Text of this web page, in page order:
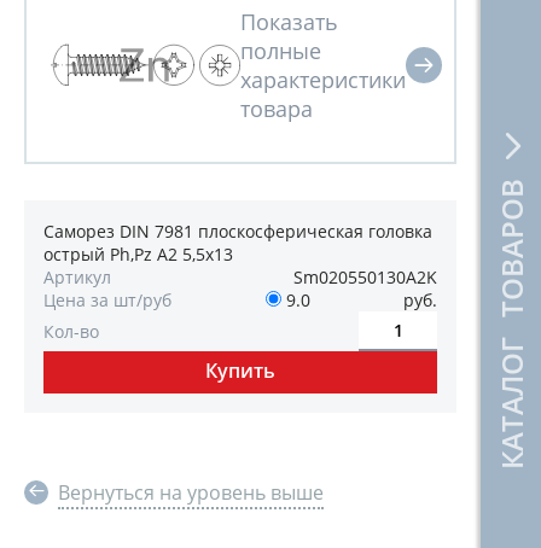
КАТАЛОГ ТОВАРОВ
Саморез DIN 7981 плоскосферическая головка
острый Ph,Pz А2 5,5х13
Артикул
Sm020550130А2K
Цена за шт/руб
9.0
руб.
Кол-во
Вернуться на уровень выше